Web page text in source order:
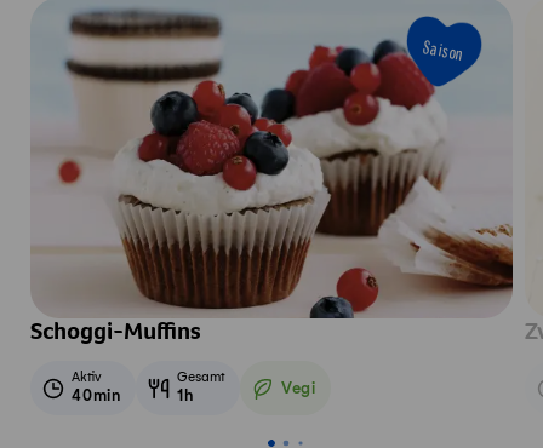
Saison
Schoggi-Muffins
Aktiv
40min
Gesamt
1h Vegi
Vegetarisch